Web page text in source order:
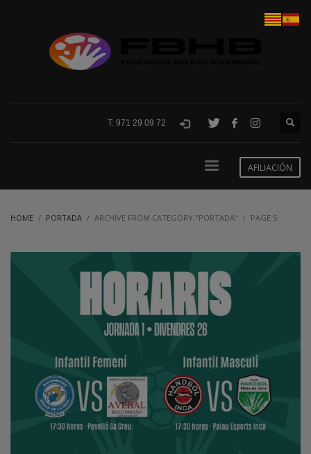
T: 971 29 09 72
AFILIACIÓN
HOME PORTADA ARCHIVE FROM CATEGORY "PORTADA" PAGE 5